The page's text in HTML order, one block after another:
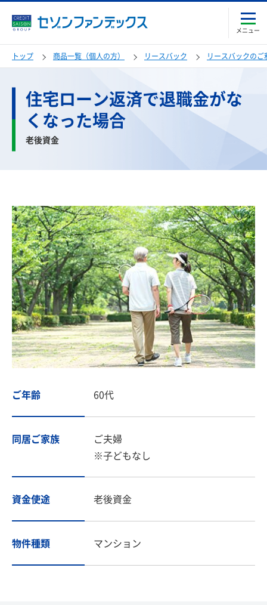
メニュー
トップ 商品一覧（個人の方） リースバック リースバックの
住宅ローン返済で退職金がな
くなった場合
老後資金
ご年齢 60代
同居ご家族
ご夫婦
※子どもなし
資金使途 老後資金
物件種類 マンション